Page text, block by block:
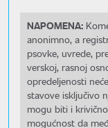
NAPOMENA:
anonimno, a
psovke, uvrede,
verskoj, rasnoj
opredeljenosti
stavove isključivo
mogu biti i
mogućnost da